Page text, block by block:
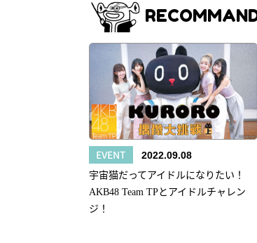
EVENT 2022.09.08
宇宙猫だってアイドルになりたい！
AKB48 Team TPとアイドルチャレン
ジ！